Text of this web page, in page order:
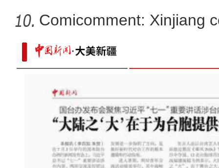
新疆轮台县北部山区首次
Comicomment: Xinjiang
smear